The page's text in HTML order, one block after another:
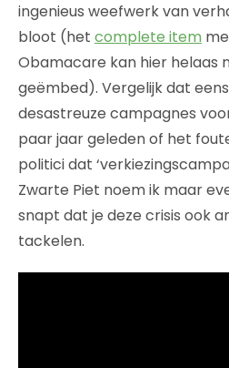
ingenieus weefwerk van
bloot (het complete item
Obamacare kan hier helaas
geëmbed). Vergelijk dat
desastreuze campagnes
paar jaar geleden of het
politici dat
Zwarte Piet noem ik maar
snapt dat je deze crisis ook
tackelen.